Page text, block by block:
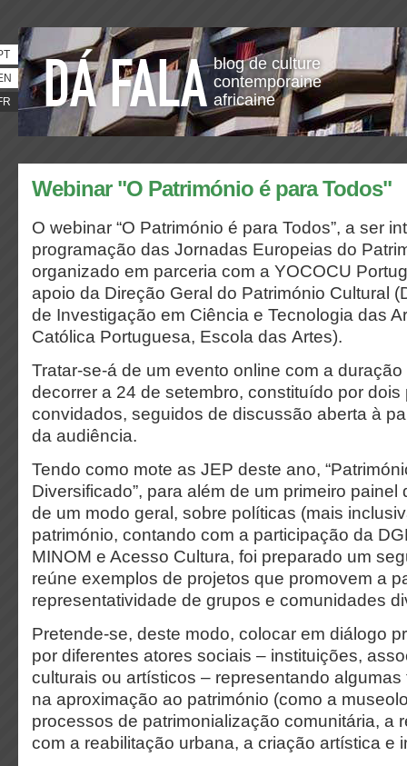
blog de culture
contemporaine
africaine
Webinar "O Património é para Todos"
O webinar “O Património é para Todos”, a ser
programação das Jornadas Europeias do
organizado em parceria com a YOCOCU
apoio da Direção Geral do Património Cultural
de Investigação em Ciência e Tecnologia das
Católica Portuguesa, Escola das Artes).
Tratar-se-á de um evento online com a
decorrer a 24 de setembro, constituído por
convidados, seguidos de discussão aberta à
da audiência.
Tendo como mote as JEP deste ano,
Diversificado”, para além de um primeiro painel
de um modo geral, sobre políticas (mais
património, contando com a participação da
MINOM e Acesso Cultura, foi preparado um
reúne exemplos de projetos que promovem a
representatividade de grupos e comunidades
Pretende-se, deste modo, colocar em diálogo
por diferentes atores sociais – instituições,
culturais ou artísticos – representando
na aproximação ao património (como a
processos de patrimonialização comunitária, a
com a reabilitação urbana, a criação artística e